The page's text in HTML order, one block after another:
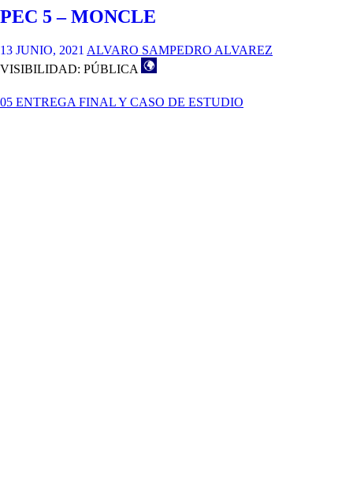
CASO
ESTUDIO
PEC 5 – MONCLE
13 JUNIO, 2021 ALVARO SAMPEDRO ALVAREZ
VISIBILIDAD: PÚBLICA
05 ENTREGA FINAL Y CASO DE ESTUDIO